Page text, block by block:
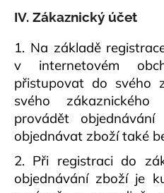
IV. Zákaznický účet
1. Na základě
v internetovém
přistupovat do svého
svého
provádět
objednávat zboží také
2. Při registraci do
objednávání zboží je